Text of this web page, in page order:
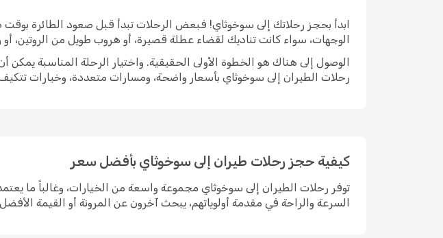
ابدأ بحجز رحلاتك إلى سوخوثاي! فبعض الرحلات تبدأ قبل صعود الطائرة
الوجهات، سواء كانت تناديك لقضاء عطلة قصيرة، أو هروب طويل من الروتين، أو
رحلات الطيران إلى سوخوثاي بأسعار واضحة، ومسارات متعددة، وخيارات
كيفية حجز رحلات طيران إلى سوخوثاي بأفضل سعر
توفر رحلات الطيران إلى سوخوثاي مجموعة واسعة من الخيارات، وغالباً ما
السرعة والراحة في مقدمة أولوياتهم، يبحث آخرون عن المرونة أو القيمة